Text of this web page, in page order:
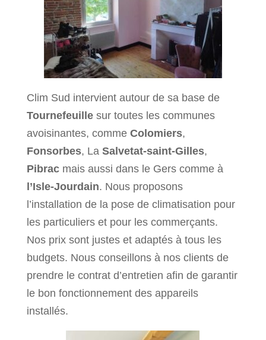
Clim Sud intervient autour de sa base de
Tournefeuillesur toutes les communes
avoisinantes, commeColomiers,
Fonsorbes, La Salvetat-saint-Gilles,
Pibracmais aussi dans le Gers comme à
l’Isle-Jourdain. Nous proposons
l’installation de la pose de climatisation pour
les particuliers et pour les commerçants.
Nos prix sont justes et adaptés à tous les
budgets. Nous conseillons à nos clients de
prendre le contrat d’entretien afin de garantir
le bon fonctionnement des appareils
installés.